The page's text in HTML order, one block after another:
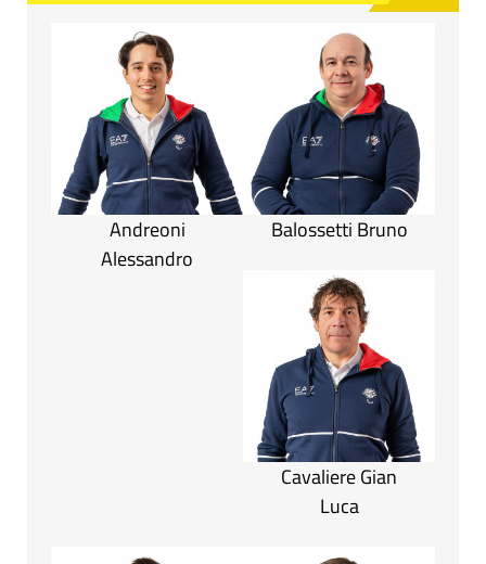
Andreoni
Alessandro
Balossetti Bruno
Cavaliere Gian
Luca